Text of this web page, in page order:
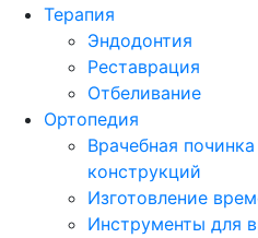
Терапия
Эндодонтия
Реставрация
Отбеливание
Ортопедия
Врачебная
конструкций
Изготовление
Инструменты для